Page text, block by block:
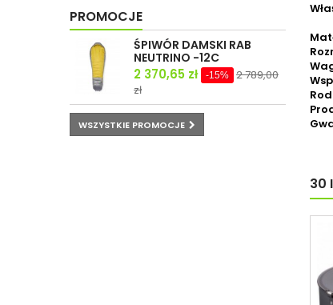
PROMOCJE
ŚPIWÓR DAMSKI RAB
NEUTRINO -12C
2 370,65 zł -15%
2 789,00
zł
WSZYSTKIE PROMOCJE
30